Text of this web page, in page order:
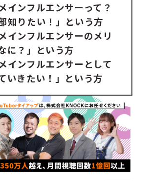
インフルエンサーって？
知りたい！」という方
インフルエンサーのメリ
に？」という方
インフルエンサーとして
いきたい！」という方